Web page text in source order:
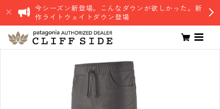
今シーズン新登場。こんなダウンが欲しかった。新
作ライトウェイトダウン登場